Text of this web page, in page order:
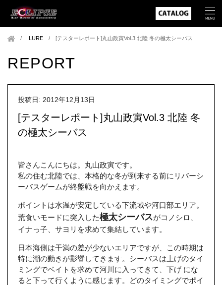
LURE /[テスターレポート]丸山政寅Vol.3 北陸 冬の極太シーバス
REPORT
投稿日: 2012年12月13日
[テスターレポート]丸山政寅Vol.3 北陸 冬
の極太シーバス
皆さんこんにちは。丸山政寅です。
私の住む北陸では、本格的な冬が到来する前にリバーシ
ーバスゲームが終盤戦を向かえます。
ポイントは水温が安定している下流域や河口部エリア。
荒食いモードに突入した極太シーバスがコノシロ、
イナっ子、サヨリを求めて集結しています。
日本海側は干満の差が少ないエリアですが、この時期は
特に潮の動きが影響してきます。シーバスは上げのタイ
ミングでベイトを求めて河川に入ってきて、下げ にな
ると下って行くように感じます。どのタイミングでポイ